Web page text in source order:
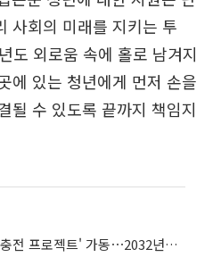
사회의 미래를 지키는 투
도 외로움 속에 홀로 남겨지
에 있는 청년에게 먼저 손을
될 수 있도록 끝까지 책임지
서울시, 어르신 위한 '활력충전 프로젝트' 가동⋯2032년까지 2024억원 투입